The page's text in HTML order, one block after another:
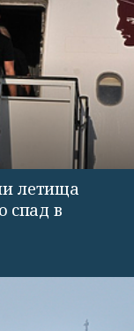
летища
спад в